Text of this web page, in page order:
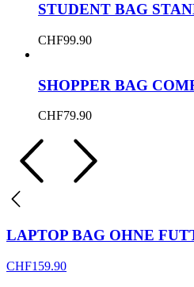
STUDENT BAG
CHF99.90
SHOPPER BAG
CHF79.90
LAPTOP BAG OHNE
CHF159.90